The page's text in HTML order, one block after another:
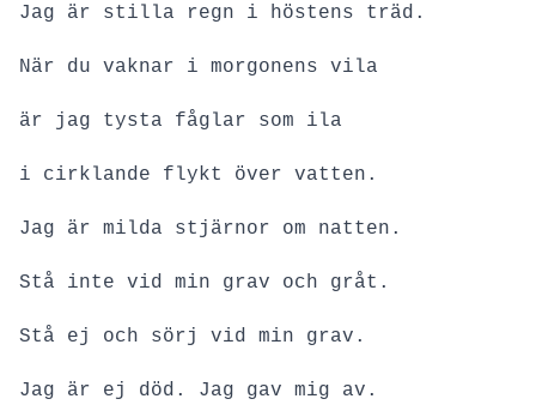
Jag är stilla regn i höstens träd.
När du vaknar i morgonens vila
är jag tysta fåglar som ila
i cirklande flykt över vatten.
Jag är milda stjärnor om natten.
Stå inte vid min grav och gråt.
Stå ej och sörj vid min grav.
Jag är ej död. Jag gav mig av.